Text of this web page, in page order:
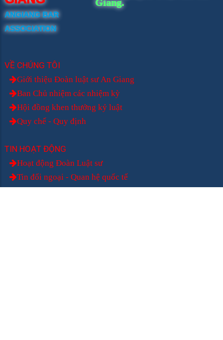
ANGIANG BAR
ASSOCIATION
Giang.
VỀ CHÚNG TÔI
Giới thiệu Đoàn luật sư An Giang
Ban Chủ nhiệm các nhiệm kỳ
Hội đồng khen thưởng kỷ luật
Quy chế - Quy định
TIN HOẠT ĐỘNG
Hoạt động Đoàn Luật sư
Tin đối ngoại - Quan hệ quốc tế